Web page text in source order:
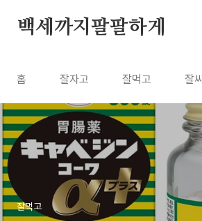
백세까지팔팔하게
홈 잘자고 잘먹고 잘
잘먹고